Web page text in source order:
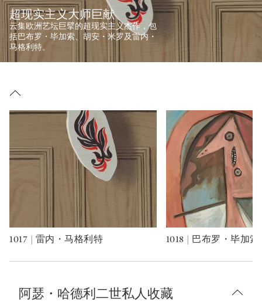
超现实主义大师巨献
云集欧洲艺坛巨擘的超现实主义杰作，包
括巴布罗・毕加索、胡安・米罗及雷内・
马格利特。
Type: art
1017 | 雷内・马格利特 Type: art
1018 | 巴布罗・毕加索
阿瑟・哈德利二世私人收藏